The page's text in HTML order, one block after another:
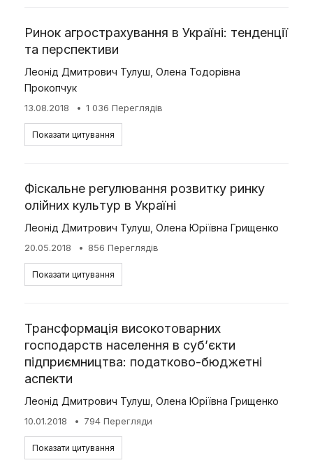
Ринок агрострахування в Україні: тенденції
та перспективи
Леонід Дмитрович Тулуш Олена Тодорівна
Прокопчук
13.08.2018 1 036 Переглядів
Показати цитування
Фіскальне регулювання розвитку ринку
олійних культур в Україні
Леонід Дмитрович Тулуш Олена Юріївна Грищенко
20.05.2018 856 Переглядів
Показати цитування
Трансформація високотоварних
господарств населення в суб’єкти
підприємництва: податково-бюджетні
аспекти
Леонід Дмитрович Тулуш Олена Юріївна Грищенко
10.01.2018 794 Перегляди
Показати цитування